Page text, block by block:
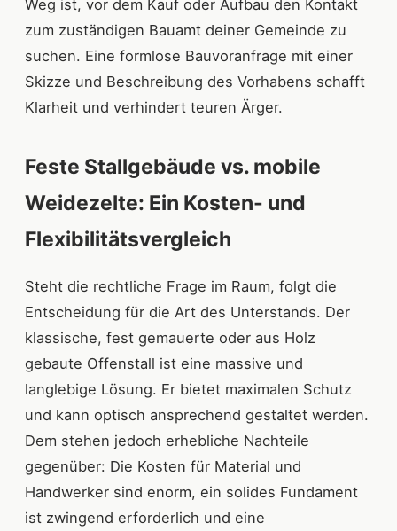
Weg ist, vor dem Kauf oder Aufbau den Kontakt
zum zuständigen Bauamt deiner Gemeinde zu
suchen. Eine formlose Bauvoranfrage mit einer
Skizze und Beschreibung des Vorhabens schafft
Klarheit und verhindert teuren Ärger.
Feste Stallgebäude vs. mobile
Weidezelte: Ein Kosten- und
Flexibilitätsvergleich
Steht die rechtliche Frage im Raum, folgt die
Entscheidung für die Art des Unterstands. Der
klassische, fest gemauerte oder aus Holz
gebaute Offenstall ist eine massive und
langlebige Lösung. Er bietet maximalen Schutz
und kann optisch ansprechend gestaltet werden.
Dem stehen jedoch erhebliche Nachteile
gegenüber: Die Kosten für Material und
Handwerker sind enorm, ein solides Fundament
ist zwingend erforderlich und eine